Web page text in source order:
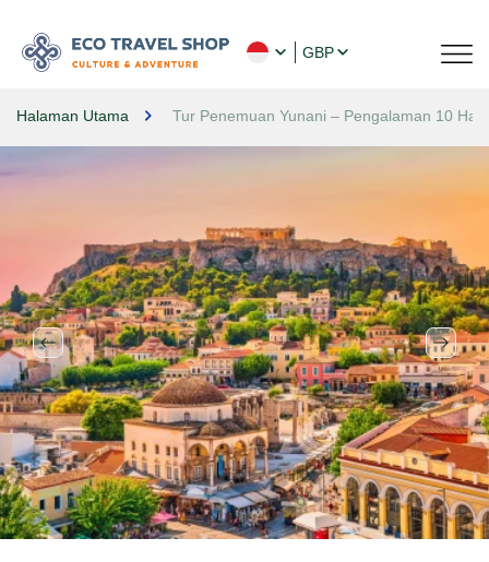
GBP
Halaman Utama Tur Penemuan Yunani – Pengalaman 10